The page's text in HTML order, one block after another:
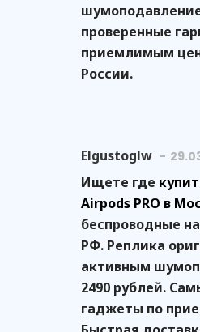
проверенные
приемлимым
России.
Elgustoglw
Ищете где
Airpods PRO в
беспроводные
РФ. Реплика
активным
2490 рублей.
гаджеты по